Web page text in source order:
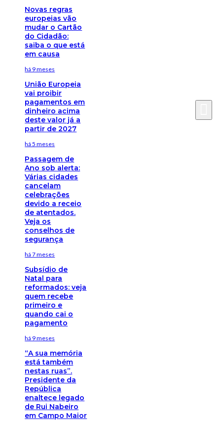
Novas regras
europeias vão
mudar o Cartão
do Cidadão:
saiba o que está
em causa
há 9 meses
União Europeia
vai proibir
pagamentos em
dinheiro acima
deste valor já a
partir de 2027
há 5 meses
Passagem de
Ano sob alerta:
Várias cidades
cancelam
celebrações
devido a receio
de atentados.
Veja os
conselhos de
segurança
há 7 meses
Subsídio de
Natal para
reformados: veja
quem recebe
primeiro e
quando cai o
pagamento
há 9 meses
“A sua memória
está também
nestas ruas”.
Presidente da
República
enaltece legado
de Rui Nabeiro
em Campo Maior